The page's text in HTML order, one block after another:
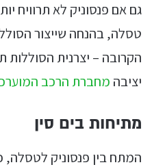
גם אם פנסוניק לא תרוויח
טסלה, בהנחה שייצור
הקרובה – יצרנית
יציבה מחברת הרכב
מתיחות בים סין
המתח בין פנסוניק לטסלה,